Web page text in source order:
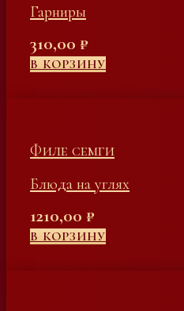
Гарниры
310,00 ₽
В КОРЗИНУ
Филе семги
Блюда на углях
1210,00 ₽
В КОРЗИНУ